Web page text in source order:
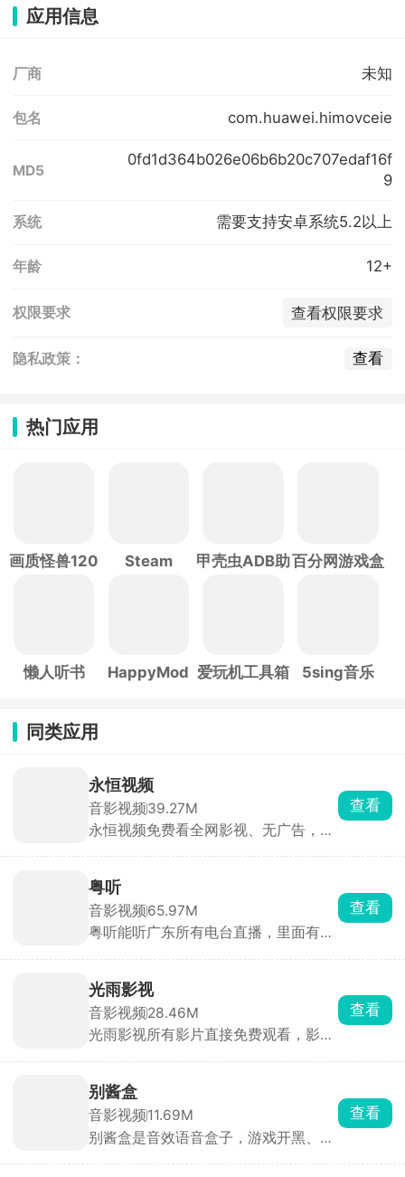
应用信息
厂商 未知
包名 com.huawei.himovceie
MD5
0fd1d364b026e06b6b20c707edaf16f
9
系统 需要支持安卓系统5.2以上
年龄 12+
权限要求 查看权限要求
隐私政策： 查看
热门应用
画质怪兽120
Steam
甲壳虫ADB助百分网游戏盒
懒人听书 HappyMod 爱玩机工具箱 5sing音乐
同类应用
永恒视频
音影视频39.27M
永恒视频免费看全网影视、无广告，聚
演搜索，基本搜啥有啥，拥有一个app
就能看遍全网影视。
查看
粤听
音影视频65.97M
粤听能听广东所有电台直播，里面有海
播，能互动。还有AI写歌、AI主播，玩
起来很新鲜。随时听正宗粤语、了解广
东事。
查看
光雨影视
音影视频28.46M
光雨影视所有影片直接免费观看，影视
热播进度。播放体验完善，可自由切换
片源线路，多档画质随心选，支持播放
倍速、弹幕。还支持一键投屏到大屏，
界面清爽，平常追剧十分实用。
查看
别酱盒
音影视频11.69M
别酱盒是音效语音盒子，游戏开黑、社
查看